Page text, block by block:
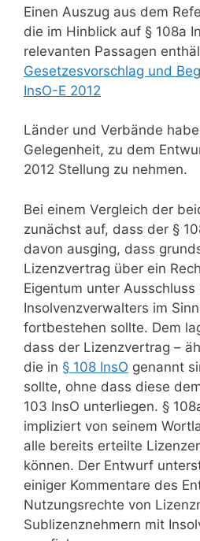
Einen Auszug aus dem
die im Hinblick auf § 108a
relevanten Passagen
Gesetzesvorschlag und
InsO-E 2012
Länder und Verbände
Gelegenheit, zu dem
2012 Stellung zu nehmen.
Bei einem Vergleich der
zunächst auf, dass der §
davon ausging, dass
Lizenzvertrag über ein
Eigentum unter
Insolvenzverwalters im
fortbestehen sollte. Dem
dass der Lizenzvertrag –
die in § 108 InsO genannt
sollte, ohne dass diese
103 InsO unterliegen. §
impliziert von seinem
alle bereits erteilte
können. Der Entwurf
einiger Kommentare des
Nutzungsrechte von
Sublizenznehmern mit